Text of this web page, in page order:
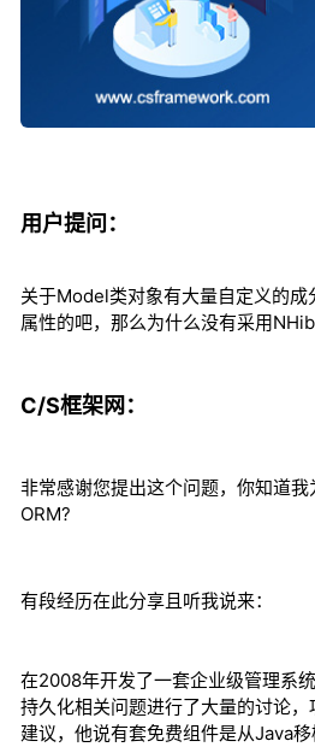
用户提问：
关于Model类对象有大量自定义的成
属性的吧，那么为什么没有采用
C/S框架网：
非常感谢您提出这个问题，你知道
ORM?
有段经历在此分享且听我说来：
在2008年开发了一套企业级管理系
持久化相关问题进行了大量的讨论
建议，他说有套免费组件是从Java